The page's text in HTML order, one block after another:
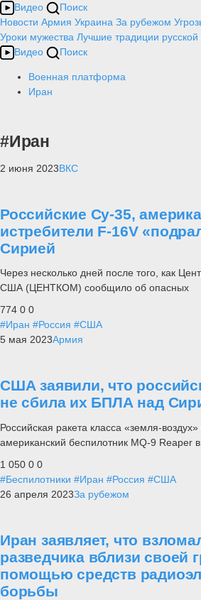
Видео
Поиск
Новости Армия Украина За рубежом
Уроки мужества Лучшие традиции
Видео
Поиск
Военная платформа
Иран
#Иран
2 июня 2023ВКС
Российские Су-35,
истребители F-16V
Сирией
Через несколько дней после того, как
США (ЦЕНТКОМ) сообщило об опасных
774 0 0
#Иран #Россия #США
5 мая 2023Армия
США заявили, что
не сбила их БПЛА над
Российская ракета класса «земля-
американский беспилотник MQ-9 Reaper в
1 050 0 0
#Беспилотники #Иран #Россия #США
26 апреля 2023За рубежом
Иран заявляет, что
разведчика вблизи своей
помощью средств
борьбы